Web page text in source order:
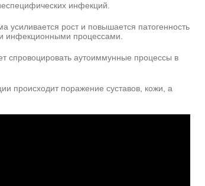
инфекций.
усиливается рост и повышается патогенность
инфекционными процессами.
спровоцировать аутоиммунные процессы в
происходит поражение суставов, кожи, а